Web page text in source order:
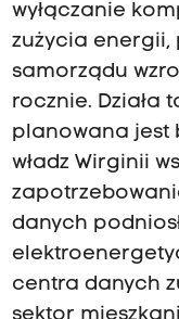
wyłączanie
zużycia energii,
samorządu
rocznie. Działa
planowana jest
władz Wirginii
danych
centra danych